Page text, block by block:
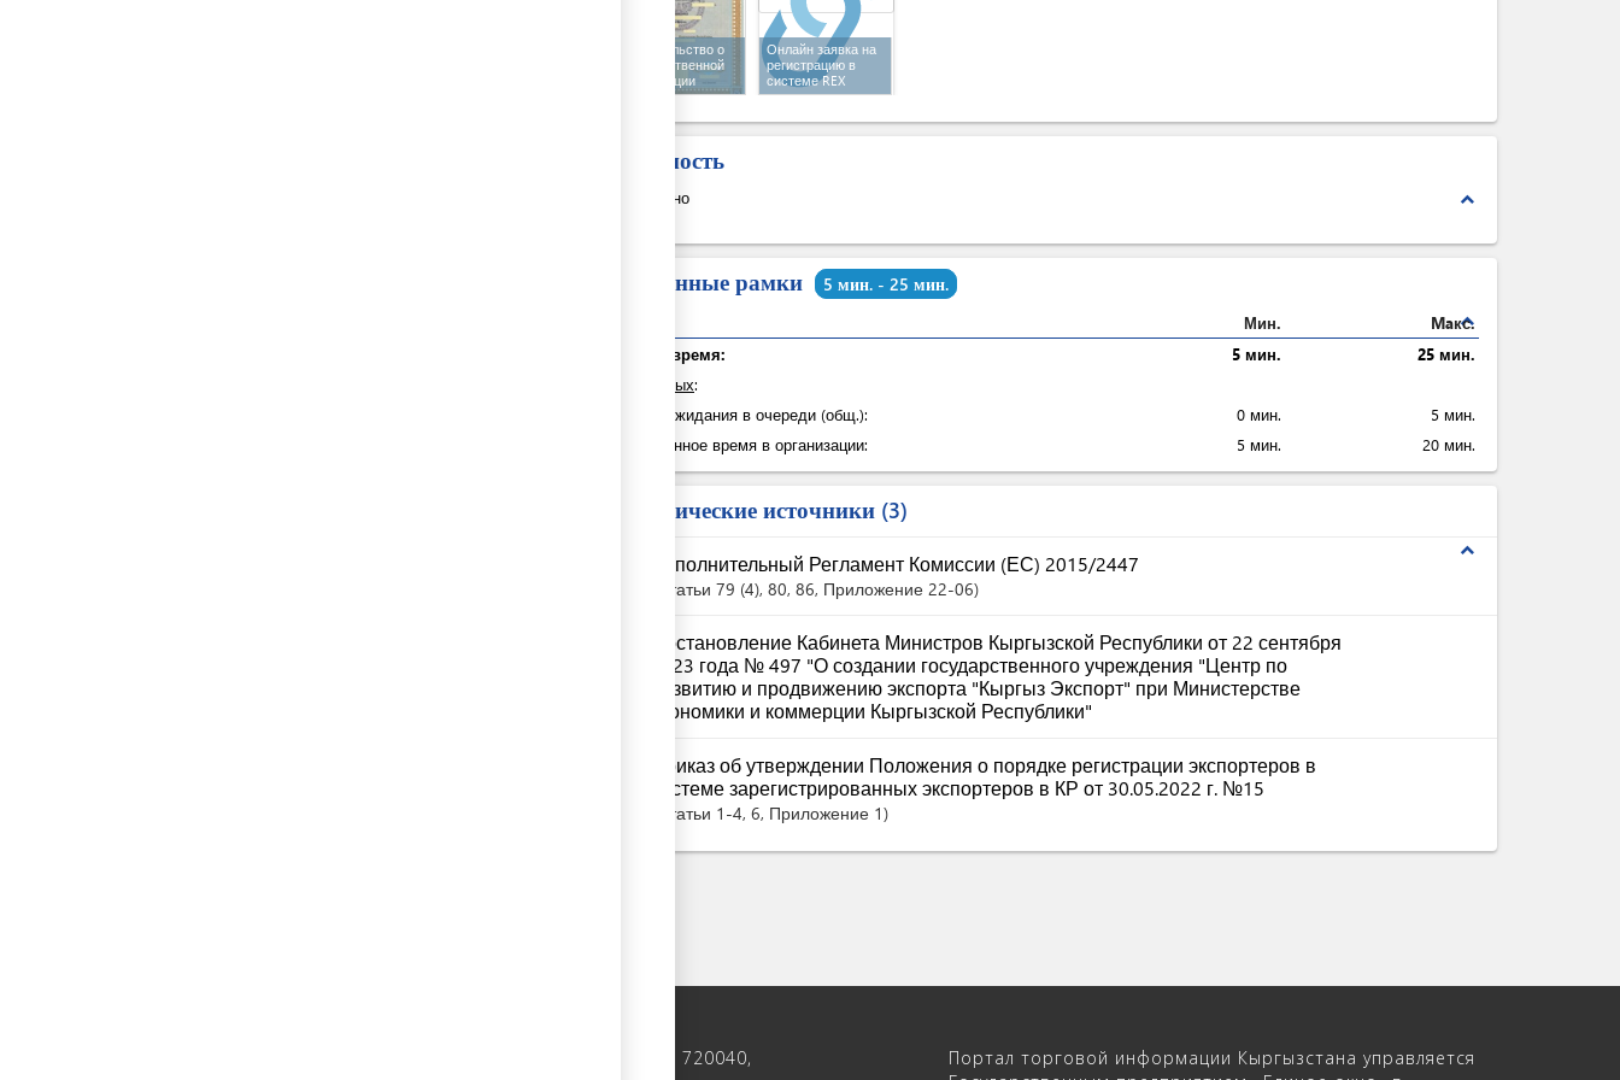
Свидетельство о
государственной
регистрации
Онлайн заявка на
регистрацию в
системе REX
Стоимость
expand_less
Бесплатно
Временные рамки 5 мин. - 25 мин.
expand_less
Мин.
Maкс.
Общее время:
5 мин.
25 мин.
из которых:
Время ожидания в очереди (общ.):
0 мин.
5 мин.
Затраченное время в организации:
5 мин. 20 мин.
Юридические источники 3
expand_less
Исполнительный Регламент Комиссии (ЕС) 2015/2447
Статьи 79 (4), 80, 86, Приложение 22-06
Постановление Кабинета Министров Кыргызской Республики от 22 сентября
2023 года № 497 "О создании государственного учреждения "Центр по
развитию и продвижению экспорта "Кыргыз Экспорт" при Министерстве
экономики и коммерции Кыргызской Республики"
Приказ об утверждении Положения о порядке регистрации экспортеров в
системе зарегистрированных экспортеров в КР от 30.05.2022 г. №15
Статьи 1-4, 6, Приложение 1
пр. Чуй 122, 4-ый этаж, 720040,
Портал торговой информации Кыргызстана управляется